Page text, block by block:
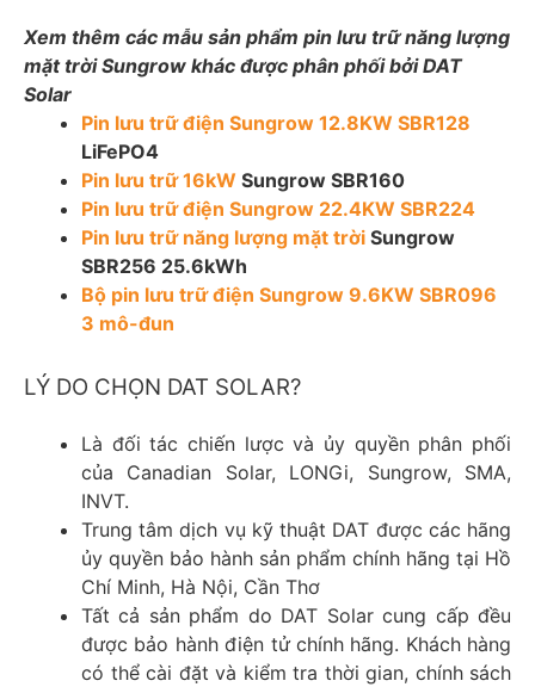
Xem thêm các mẫu sản phẩm pin lưu trữ năng lượng
mặt trời Sungrow khác được phân phối bởi DAT
Solar
Pin lưu trữ điện Sungrow 12.8KW SBR128
LiFePO4
Pin lưu trữ 16kW Sungrow SBR160
Pin lưu trữ điện Sungrow 22.4KW SBR224
Pin lưu trữ năng lượng mặt trời Sungrow
SBR256 25.6kWh
Bộ pin lưu trữ điện Sungrow 9.6KW SBR096
3 mô-đun
LÝ DO CHỌN DAT SOLAR?
Là đối tác chiến lược và ủy quyền phân phối
của Canadian Solar, LONGi, Sungrow, SMA,
INVT.
Trung tâm dịch vụ kỹ thuật DAT được các hãng
ủy quyền bảo hành sản phẩm chính hãng tại Hồ
Chí Minh, Hà Nội, Cần Thơ
Tất cả sản phẩm do DAT Solar cung cấp đều
được bảo hành điện tử chính hãng. Khách hàng
có thể cài đặt và kiểm tra thời gian, chính sách